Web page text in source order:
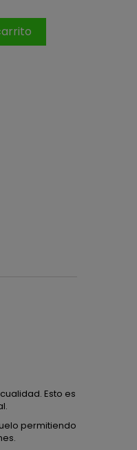
Esto es
permitiendo